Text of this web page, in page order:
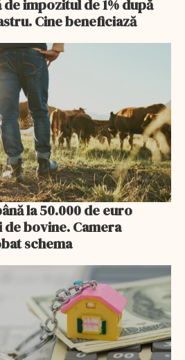
impozitul de 1% după
Cine beneficiază
la 50.000 de euro
bovine. Camera
schema